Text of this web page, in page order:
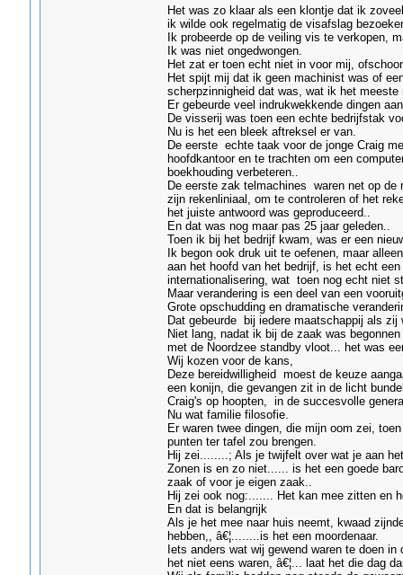
Het was zo klaar als een klontje dat ik
ik wilde ook regelmatig de visafslag
Ik probeerde op de veiling vis te verkopen,
Ik was niet ongedwongen.
Het zat er toen echt niet in voor mij,
Het spijt mij dat ik geen machinist was of
scherpzinnigheid dat was, wat ik het
Er gebeurde veel indrukwekkende dingen
De visserij was toen een echte bedrijfstak
Nu is het een bleek aftreksel er van.
De eerste echte taak voor de jonge Craig
hoofdkantoor en te trachten om een
boekhouding verbeteren..
De eerste zak telmachines waren net op
zijn rekenliniaal, om te controleren of het
het juiste antwoord was geproduceerd..
En dat was nog maar pas 25 jaar geleden..
Toen ik bij het bedrijf kwam, was er een
Ik begon ook druk uit te oefenen, maar
aan het hoofd van het bedrijf, is het echt
internationalisering, wat toen nog echt niet
Maar verandering is een deel van een
Grote opschudding en dramatische
Dat gebeurde bij iedere maatschappij als zij
Niet lang, nadat ik bij de zaak was
met de Noordzee standby vloot... het was
Wij kozen voor de kans,
Deze bereidwilligheid moest de keuze
een konijn, die gevangen zit in de licht
Craig's op hoopten, in de succesvolle
Nu wat familie filosofie.
Er waren twee dingen, die mijn oom zei,
punten ter tafel zou brengen.
Hij zei........; Als je twijfelt over wat je aan
Zonen is en zo niet...... is het een goede
zaak of voor je eigen zaak..
Hij zei ook nog:....... Het kan mee zitten en
En dat is belangrijk
Als je het mee naar huis neemt, kwaad
hebben,, â€¦........is het een moordenaar.
Iets anders wat wij gewend waren te doen
het niet eens waren, â€¦... laat het die dag